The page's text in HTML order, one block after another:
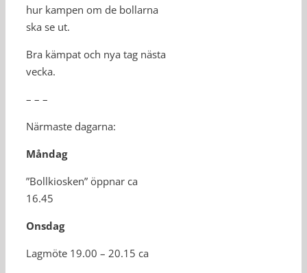
hur kampen om de bollarna
ska se ut.
Bra kämpat och nya tag nästa
vecka.
– – –
Närmaste dagarna:
Måndag
”Bollkiosken” öppnar ca
16.45
Onsdag
Lagmöte 19.00 – 20.15 ca